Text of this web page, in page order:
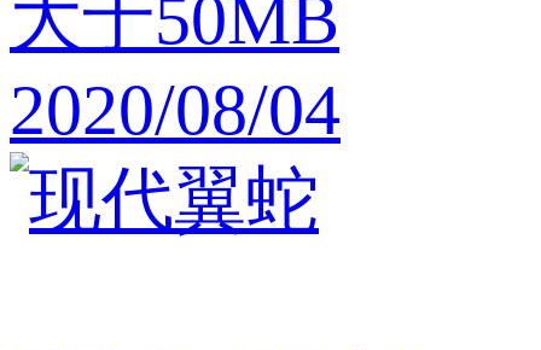
大于50MB
2020/08/04